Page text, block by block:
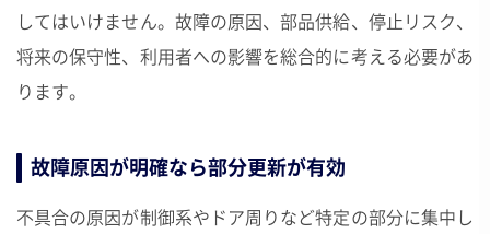
してはいけません。故障の原因、部品供給、停止リスク、
将来の保守性、利用者への影響を総合的に考える必要があ
ります。
故障原因が明確なら部分更新が有効
不具合の原因が制御系やドア周りなど特定の部分に集中し